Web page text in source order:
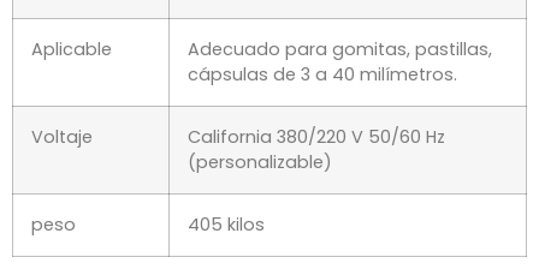
Aplicable
Adecuado para gomitas, pastillas,
cápsulas de 3 a 40 milímetros.
Voltaje
California 380/220 V 50/60 Hz
(personalizable)
peso 405 kilos